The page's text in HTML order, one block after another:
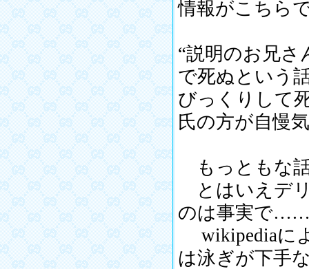
情報がこちら
“説明のお兄
で死ぬという
びっくりして
氏の方が自慢
もっともな
とはいえデ
のは事実で
wikipediaに
は泳ぎが下手